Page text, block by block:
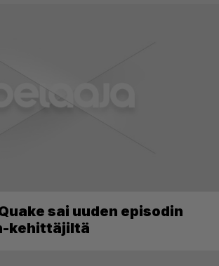
sai uuden episodin
kehittäjiltä